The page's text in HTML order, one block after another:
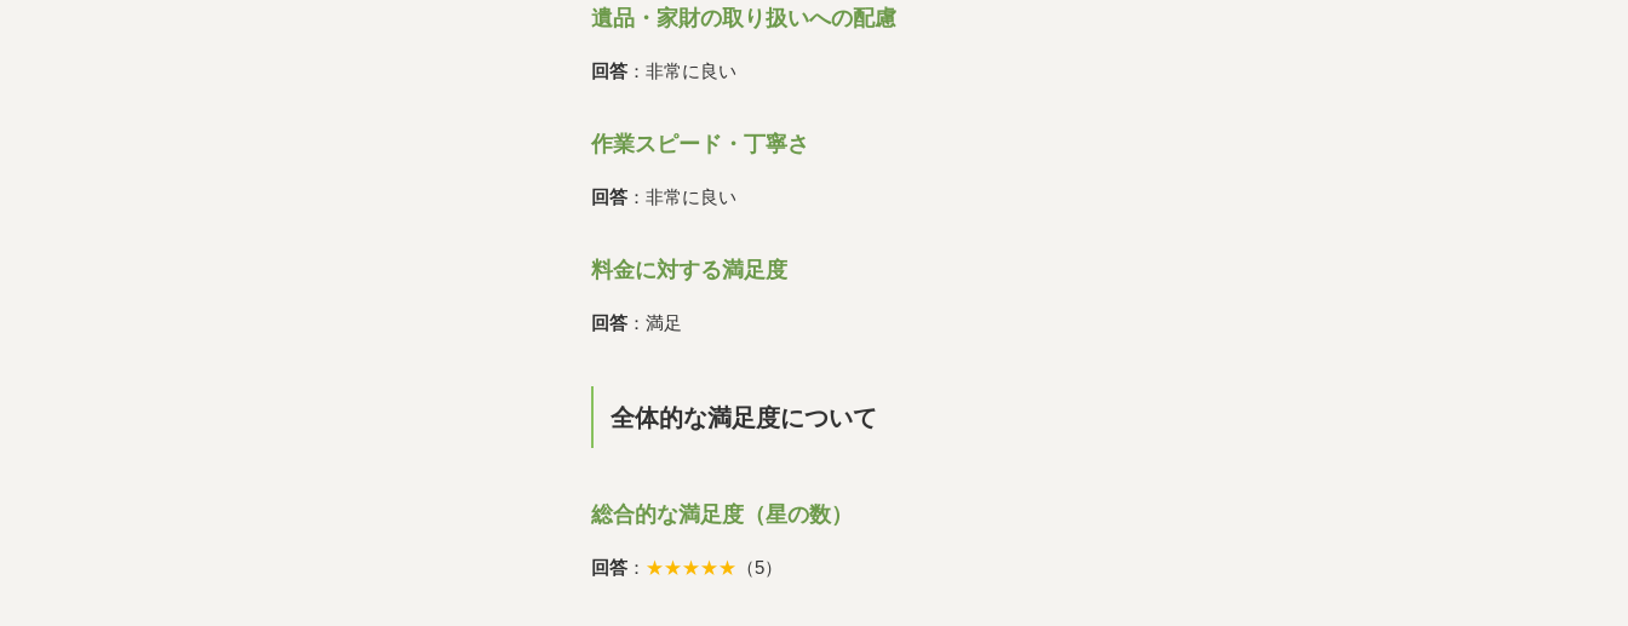
遺品・家財の取り扱いへの配慮
回答：非常に良い
作業スピード・丁寧さ
回答：非常に良い
料金に対する満足度
回答：満足
全体的な満足度について
総合的な満足度（星の数）
回答： ★★★★★ （5）